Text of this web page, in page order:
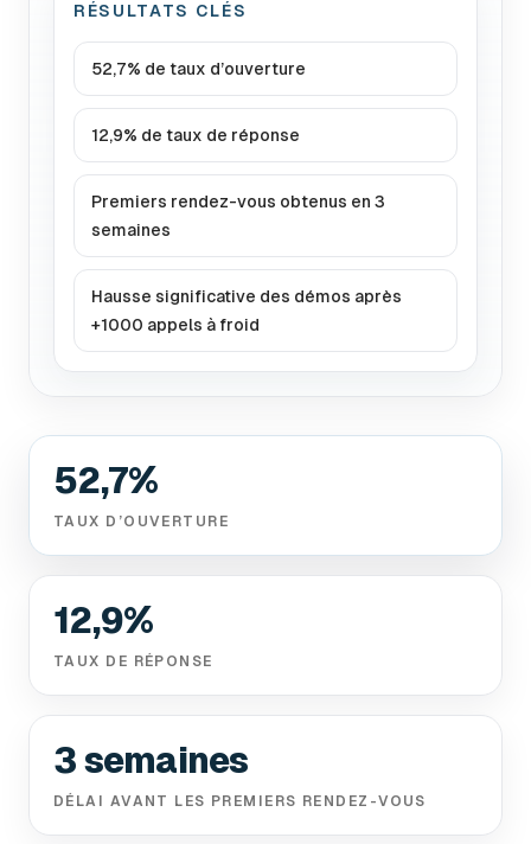
RÉSULTATS CLÉS
52,7% de taux d’ouverture
12,9% de taux de réponse
Premiers rendez-vous obtenus en 3
semaines
Hausse significative des démos après
+1000 appels à froid
52,7%
TAUX D’OUVERTURE
12,9%
TAUX DE RÉPONSE
3 semaines
DÉLAI AVANT LES PREMIERS RENDEZ-VOUS